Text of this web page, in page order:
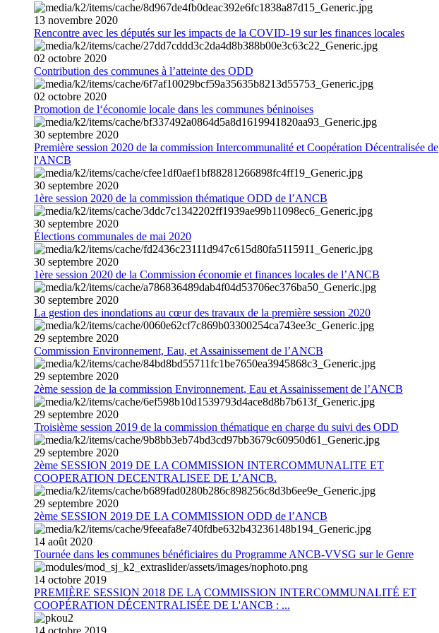
13 novembre 2020
Rencontre avec les députés sur les impacts de la COVID-19 sur les finances locales
02 octobre 2020
Contribution des communes à l’atteinte des ODD
02 octobre 2020
Promotion de l‘économie locale dans les communes béninoises
30 septembre 2020
Première session 2020 de la commission Intercommunalité et Coopération Décentralisée de
l'ANCB
30 septembre 2020
1ère session 2020 de la commission thématique ODD de l’ANCB
30 septembre 2020
Élections communales de mai 2020
30 septembre 2020
1ère session 2020 de la Commission économie et finances locales de l’ANCB
30 septembre 2020
La gestion des inondations au cœur des travaux de la première session 2020
29 septembre 2020
Commission Environnement, Eau, et Assainissement de l’ANCB
29 septembre 2020
2ème session de la commission Environnement, Eau et Assainissement de l’ANCB
29 septembre 2020
Troisième session 2019 de la commission thématique en charge du suivi des ODD
29 septembre 2020
2ème SESSION 2019 DE LA COMMISSION INTERCOMMUNALITE ET
COOPERATION DECENTRALISEE DE L’ANCB.
29 septembre 2020
2ème SESSION 2019 DE LA COMMISSION ODD de l’ANCB
14 août 2020
Tournée dans les communes bénéficiaires du Programme ANCB-VVSG sur le Genre
14 octobre 2019
PREMIÈRE SESSION 2018 DE LA COMMISSION INTERCOMMUNALITÉ ET
COOPÉRATION DÉCENTRALISÉE DE L'ANCB : ...
14 octobre 2019